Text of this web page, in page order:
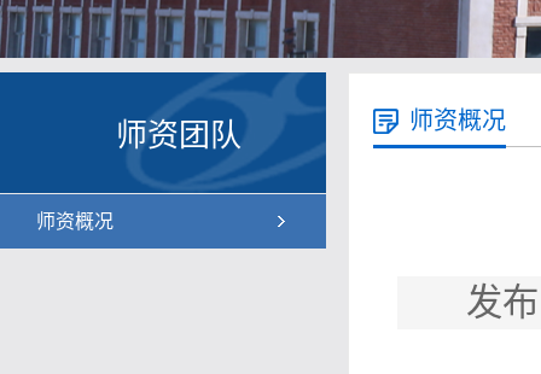
师资团队
师资概况
师资概况
发